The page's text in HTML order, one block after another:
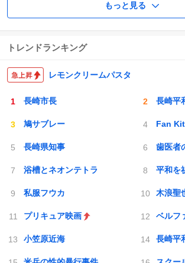
もっと見る
トレンドランキング
レモンクリームパスタ
長崎市長 長崎平
鳩サブレー Fan Kit
長崎県知事 歯医者
浴槽とネオンテトラ 平和を
私服フウカ 木浪聖
プリキュア映画 ベルフ
小笠原近海 長崎平